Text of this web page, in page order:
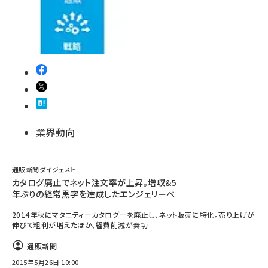
業界動向
通販新聞ダイジェスト
カタログ廃止でネット注文率が上昇。増収&5
年ぶりの経常黒字を達成したエンジェリーベ
2014年秋にマタニティーカタログーを廃止し、ネット販売に特化。売り上げが
伸びて粗利が増えたほか、経費削減が奏功
通販新聞
2015年5月26日 10:00